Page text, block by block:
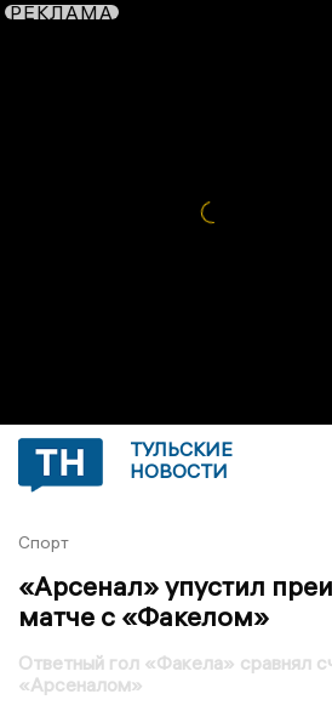
РЕКЛАМА
ТУЛЬСКИЕ
НОВОСТИ
Спорт
«Арсенал» упустил
матче с «Факелом»
Ответный гол «Факела» сравнял
«Арсеналом»